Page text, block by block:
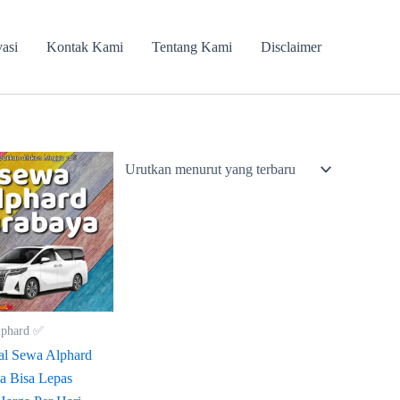
Kontak Kami Tentang Kami Disclaimer
✅
Sewa Alphard
Bisa Lepas